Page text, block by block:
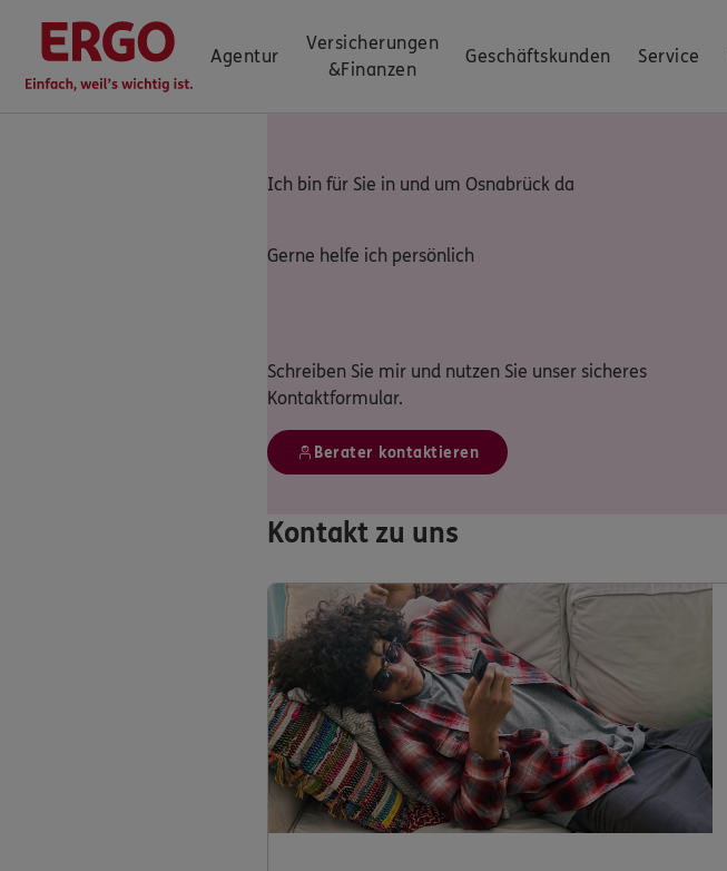
Agentur
Versicherungen
&Finanzen
Geschäftskunden Service
Ich bin für Sie in und um Osnabrück da
Gerne helfe ich persönlich
Schreiben Sie mir und nutzen Sie unser sicheres
Kontaktformular.
Berater kontaktieren
Kontakt zu uns